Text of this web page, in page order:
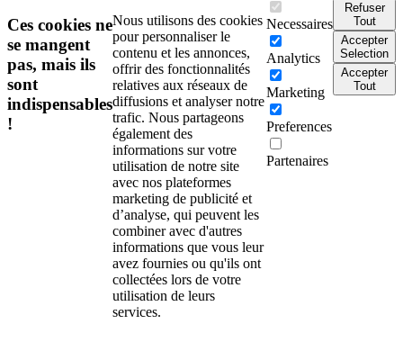
Ces cookies ne
se mangent
pas, mais ils
sont
indispensables
!
Nous utilisons des cookies
pour personnaliser le
contenu et les annonces,
offrir des fonctionnalités
relatives aux réseaux de
diffusions et analyser notre
trafic. Nous partageons
également des
informations sur votre
utilisation de notre site
avec nos plateformes
marketing de publicité et
d’analyse, qui peuvent les
combiner avec d'autres
informations que vous leur
avez fournies ou qu'ils ont
collectées lors de votre
utilisation de leurs
services.
Necessaires
Analytics
Marketing
Preferences
Partenaires
Refuser
Tout
Accepter
Selection
Accepter
Tout